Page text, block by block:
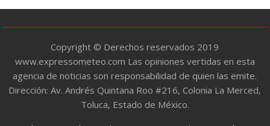
a
Copyright © Derechos reservados 2019
www.expressometeo.com Las opiniones vertidas en esta
agencia de noticias son responsabilidad de quien las emite.
Dirección: Av. Andrés Quintana Roo #216, Colonia La Merced,
Toluca, Estado de México.